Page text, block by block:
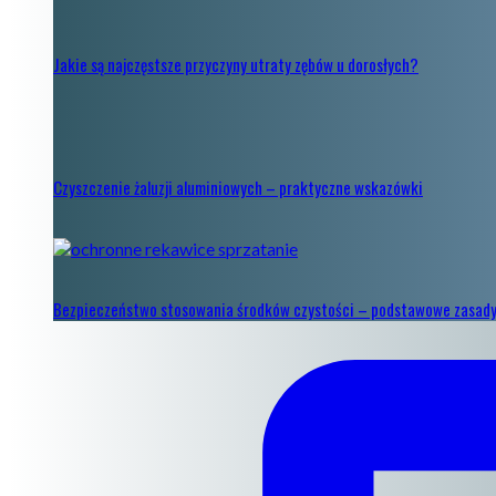
Jakie są najczęstsze przyczyny utraty zębów u dorosłych?
Czyszczenie żaluzji aluminiowych – praktyczne wskazówki
Bezpieczeństwo stosowania środków czystości – podstawowe zasady